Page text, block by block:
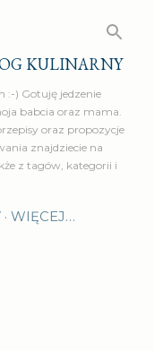
KULINARNY
) Gotuję jedzenie
babcia oraz mama.
oraz propozycje
znajdziecie na
z tagów, kategorii i
WIĘCEJ…